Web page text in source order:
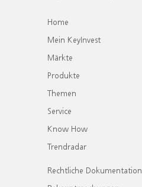
Home
Mein KeyInvest
Märkte
Produkte
Themen
Service
Know How
Trendradar
Rechtliche Dokumentation